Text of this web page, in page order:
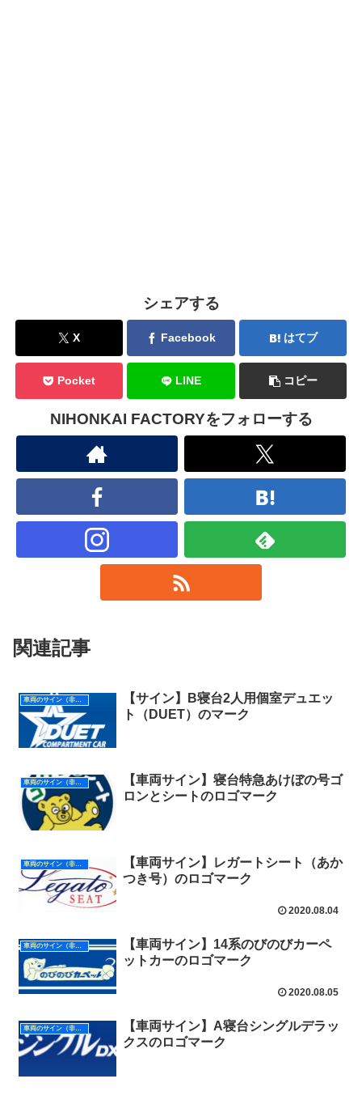
シェアする
X Facebook はてブ
Pocket LINE コピー
NIHONKAI FACTORYをフォローする
関連記事
車両のサイン（非形式）
【サイン】B寝台2人用個室デュエッ
ト（DUET）のマーク
【車両サイン】寝台特急あけぼの号ゴ
ロンとシートのロゴマーク
車両のサイン（非形式）
【車両サイン】レガートシート（あか
つき号）のロゴマーク
2020.08.04
車両のサイン（非形式）
【車両サイン】14系のびのびカーペ
ットカーのロゴマーク
2020.08.05
【車両サイン】A寝台シングルデラッ
クスのロゴマーク